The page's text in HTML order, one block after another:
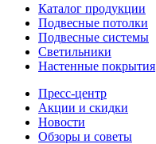
Каталог продукции
Подвесные потолки
Подвесные системы
Светильники
Настенные покрытия
Пресс-центр
Акции и скидки
Новости
Обзоры и советы